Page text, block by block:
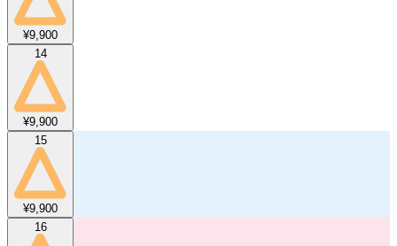
¥9,900
14
¥9,900
15
¥9,900
16